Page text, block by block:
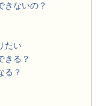
きないの？
たい
きる？
る？